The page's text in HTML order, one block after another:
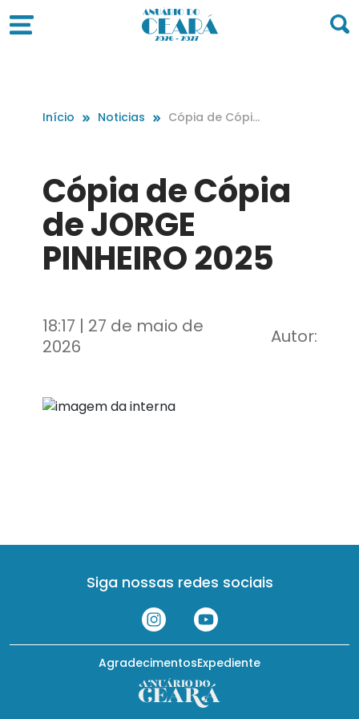
Início Noticias
Cópia de Cópi
Cópia de Cópia
de JORGE
PINHEIRO 2025
18:17 | 27 de maio de
2026
Autor:
Siga nossas redes sociais
Expediente
Agradecimentos